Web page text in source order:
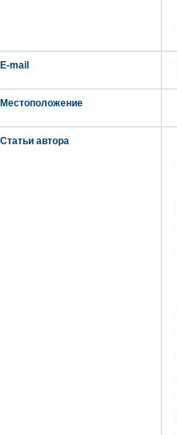
E-mail
Местоположение
Статьи автора